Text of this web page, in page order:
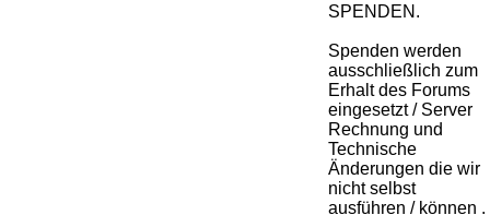
SPENDEN.
Spenden werden
ausschließlich zum
Erhalt des Forums
eingesetzt / Server
Rechnung und
Technische
Änderungen die wir
nicht selbst
ausführen / können .